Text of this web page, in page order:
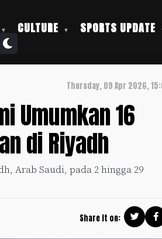
CULTURE SPORTS UPDATE
Thursday, 09 Apr 2026,
Umumkan 16
di Riyadh
Arab Saudi, pada 2 hingga 29
Share it on: